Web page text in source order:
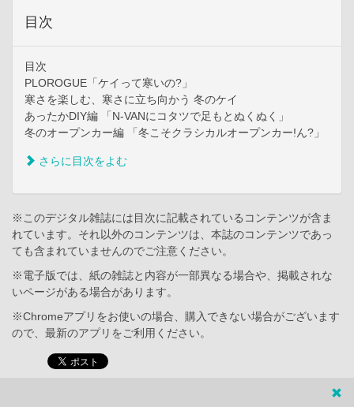
目次
目次
PLOROGUE「ケイって寒いの?」
寒さを楽しむ、寒さに立ち向かう 冬のケイ
あったかDIY編 「N-VANにコタツで足もとぬくぬく」
冬のオープンカー編 「冬こそクラシカルオープンカー!ん?」
さらに目次をよむ
※このデジタル雑誌には目次に記載されているコンテンツが含ま
れています。それ以外のコンテンツは、本誌のコンテンツであっ
ても含まれていませんのでご注意ください。
※電子版では、紙の雑誌と内容が一部異なる場合や、掲載されな
いページがある場合があります。
※Chromeアプリをお使いの場合、購入できない場合がございます
ので、最新のアプリをご利用ください。